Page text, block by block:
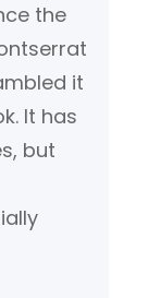
the
it
It has
but